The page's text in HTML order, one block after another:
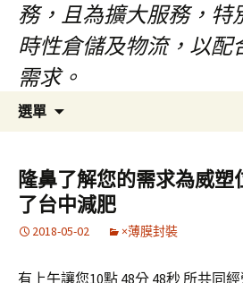
務，且為擴大服務，特
時性倉儲及物流，以配
需求。
選單
容
區
隆鼻了解您的需求為威塑
了台中減肥
2018-05-02 ×薄膜封裝
有上午讓您10點 48分 48秒 所共同